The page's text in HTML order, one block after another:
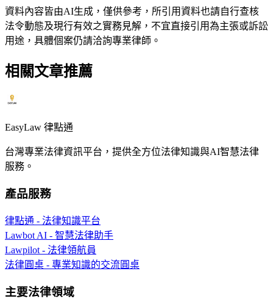
資料內容皆由AI生成，僅供參考，所引用資料也請自行查核
法令動態及現行有效之實務見解，不宜直接引用為主張或訴訟
用途，具體個案仍請洽詢專業律師。
相關文章推薦
EasyLaw 律點通
台灣專業法律資訊平台，提供全方位法律知識與AI智慧法律
服務。
產品服務
律點通 - 法律知識平台
Lawbot AI - 智慧法律助手
Lawpilot - 法律領航員
法律圓桌 - 專業知識的交流圓桌
主要法律領域